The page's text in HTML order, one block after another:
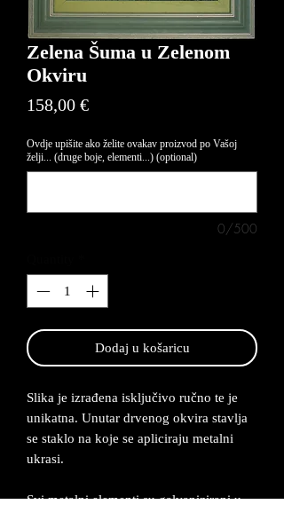
Zelena Šuma u Zelenom
Okviru
158,00 €Price
Ovdje upišite ako želite ovakav proizvod po Vašoj
želji... (druge boje, elementi...) (optional)
0/500
Dodaj u košaricu
Slika je izrađena isključivo ručno te je
unikatna. Unutar drvenog okvira stavlja
se staklo na koje se apliciraju metalni
ukrasi.
Svi metalni elementi su galvanizirani u